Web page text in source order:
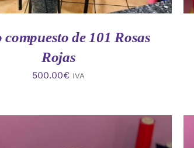
compuesto de 101 Rosas
Rojas
500.00€ IVA